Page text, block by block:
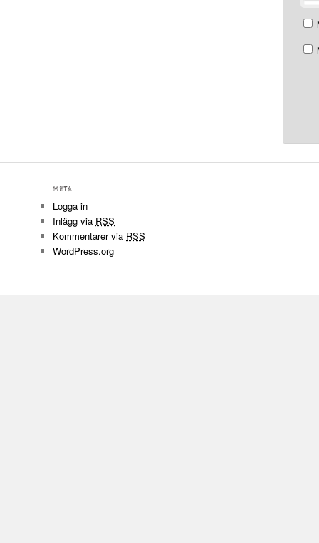
META
Logga in
Inlägg via RSS
Kommentarer via RSS
WordPress.org